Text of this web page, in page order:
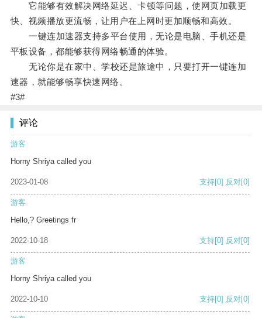
它能够有效解决网络延迟、卡顿等问题，使网页加载更
快、视频播放更流畅，让用户在上网时更加顺畅和高效。
一键连加速器支持多平台使用，无论是电脑、手机还是
平板设备，都能够获得网络畅通的体验。
无论你是在家中、学校还是旅途中，只要打开一键连加
速器，就能够畅享快速网络。
#3#
评论
游客
Horny Shriya called you
2023-01-08 支持[0] 反对[0]
游客
Hello,? Greetings fr
2022-10-18 支持[0] 反对[0]
游客
Horny Shriya called you
2022-10-10 支持[0] 反对[0]